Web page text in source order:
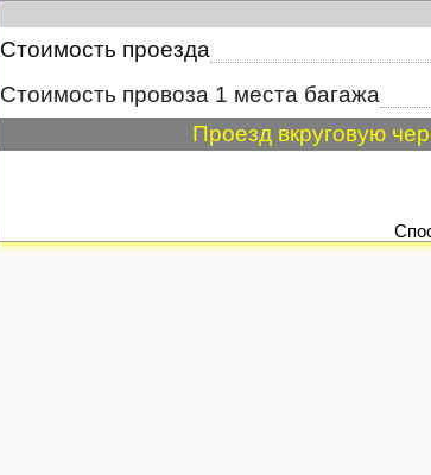
Стоимость проезда
Стоимость провоза 1 места багажа
Проезд вкруговую